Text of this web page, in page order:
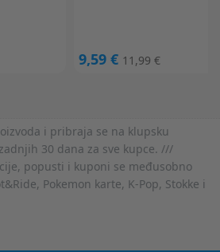
9,59 € 11,99 €
i pribraja se na klupsku
30 dana za sve kupce. ///
popusti i kuponi se međusobno
Pokemon karte, K-Pop, Stokke i